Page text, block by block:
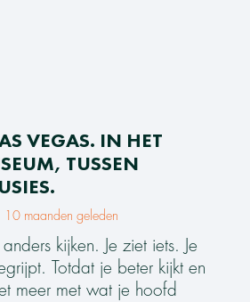
VEGAS. IN HET
TUSSEN
10 maanden geleden
kijken. Je ziet iets. Je
Totdat je beter kijkt en
meer met wat je hoofd